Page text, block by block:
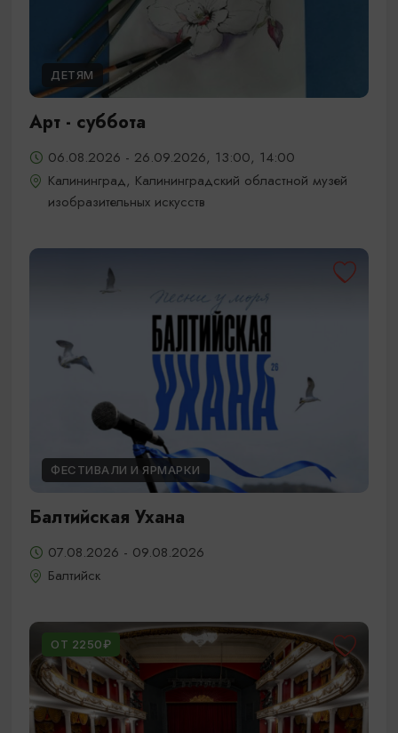
ДЕТЯМ
Арт - суббота
06.08.2026 - 26.09.2026, 13:00, 14:00
Калининград, Калининградский областной музей
изобразительных искусств
ФЕСТИВАЛИ И ЯРМАРКИ
Балтийская Ухана
07.08.2026 - 09.08.2026
Балтийск
ОТ 2250₽